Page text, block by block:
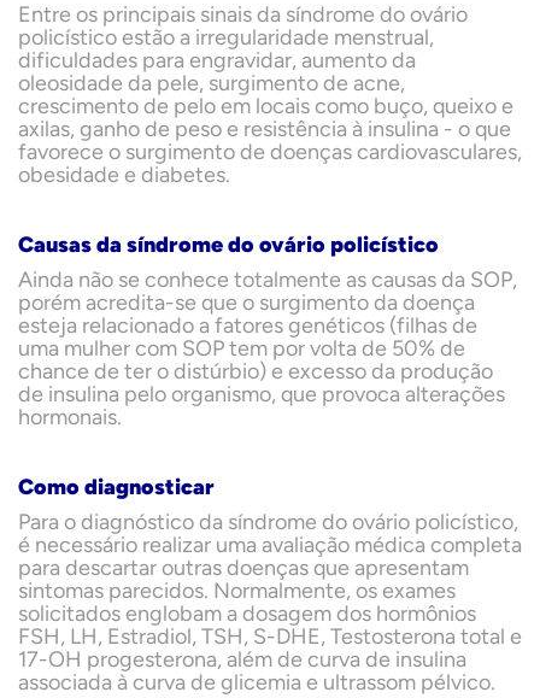
Entre os principais sinais da síndrome do ovário
policístico estão a irregularidade menstrual,
dificuldades para engravidar, aumento da
oleosidade da pele, surgimento de acne,
crescimento de pelo em locais como buço, queixo e
axilas, ganho de peso e resistência à insulina - o que
favorece o surgimento de doenças cardiovasculares,
obesidade e diabetes.
Causas da síndrome do ovário policístico
Ainda não se conhece totalmente as causas da SOP,
porém acredita-se que o surgimento da doença
esteja relacionado a fatores genéticos (filhas de
uma mulher com SOP tem por volta de 50% de
chance de ter o distúrbio) e excesso da produção
de insulina pelo organismo, que provoca alterações
hormonais.
Como diagnosticar
Para o diagnóstico da síndrome do ovário policístico,
é necessário realizar uma avaliação médica completa
para descartar outras doenças que apresentam
sintomas parecidos. Normalmente, os exames
solicitados englobam a dosagem dos hormônios
FSH, LH, Estradiol, TSH, S-DHE, Testosterona total e
17-OH progesterona, além de curva de insulina
associada à curva de glicemia e ultrassom pélvico.